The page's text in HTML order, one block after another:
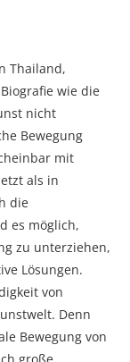
Thailand,
wie die
nicht
Bewegung
mit
als in
die
es möglich,
zu unterziehen,
Lösungen.
von
Denn
Bewegung von